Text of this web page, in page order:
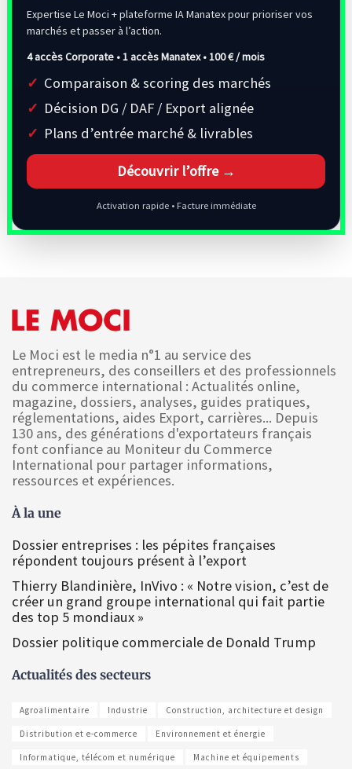
Expertise Le Moci + plateforme IA Manatex pour prioriser vos
marchés et passer à l’action.
4 accès Corporate • 1 accès Manatex •100 € / mois
Comparaison & scoring des marchés
Décision DG / DAF / Export alignée
Plans d’entrée marché & livrables
Découvrir l’offre →
Activation rapide • Facture immédiate
Le Moci est le media n°1 au service des
entrepreneurs, des conseillers et des professionnels
du commerce international : Actualités online,
magazine, dossiers, analyses, guides pratiques,
réglementations, aides Export, carrières... Depuis
130 ans, des générations d'exportateurs français
font confiance au Moniteur du Commerce
International pour partager informations,
ressources et expériences.
À la une
Dossier entreprises : les pépites françaises
répondent toujours présent à l’export
Thierry Blandinière, InVivo : « Notre vision, c’est de
créer un grand groupe international qui fait partie
des top 5 mondiaux »
Dossier politique commerciale de Donald Trump
Actualités des secteurs
Agroalimentaire Industrie Construction, architecture et design
Distribution et e-commerce Environnement et énergie
Informatique, télécom et numérique Machine et équipements